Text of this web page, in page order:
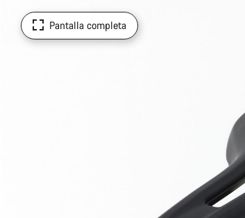
Pantalla completa